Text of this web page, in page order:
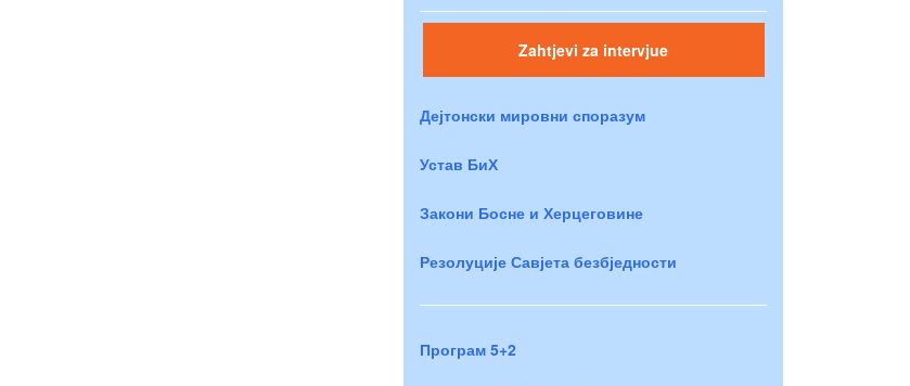
Zahtjevi za intervjue
Дејтонски мировни споразум
Устав БиХ
Закони Босне и Херцеговине
Резолуције Савјета безбједности
Програм 5+2